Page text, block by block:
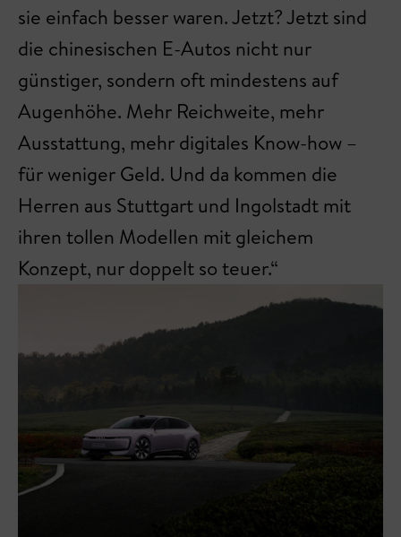
sie einfach besser waren. Jetzt? Jetzt sind
die chinesischen E-Autos nicht nur
günstiger, sondern oft mindestens auf
Augenhöhe. Mehr Reichweite, mehr
Ausstattung, mehr digitales Know-how –
für weniger Geld. Und da kommen die
Herren aus Stuttgart und Ingolstadt mit
ihren tollen Modellen mit gleichem
Konzept, nur doppelt so teuer.“